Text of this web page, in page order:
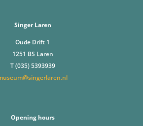
Singer Laren
Oude Drift 1
1251 BS Laren
T (035) 5393939
Opening hours